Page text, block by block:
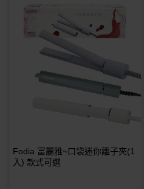
Fodia 富麗雅~口袋迷你離子夾(1
入) 款式可選